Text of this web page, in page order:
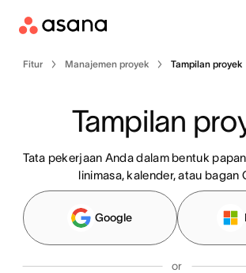
Fitur Manajemen proyek Tampilan proyek
Tampilan
Tata pekerjaan Anda dalam bentuk
linimasa, kalender, atau bagan
Google
or